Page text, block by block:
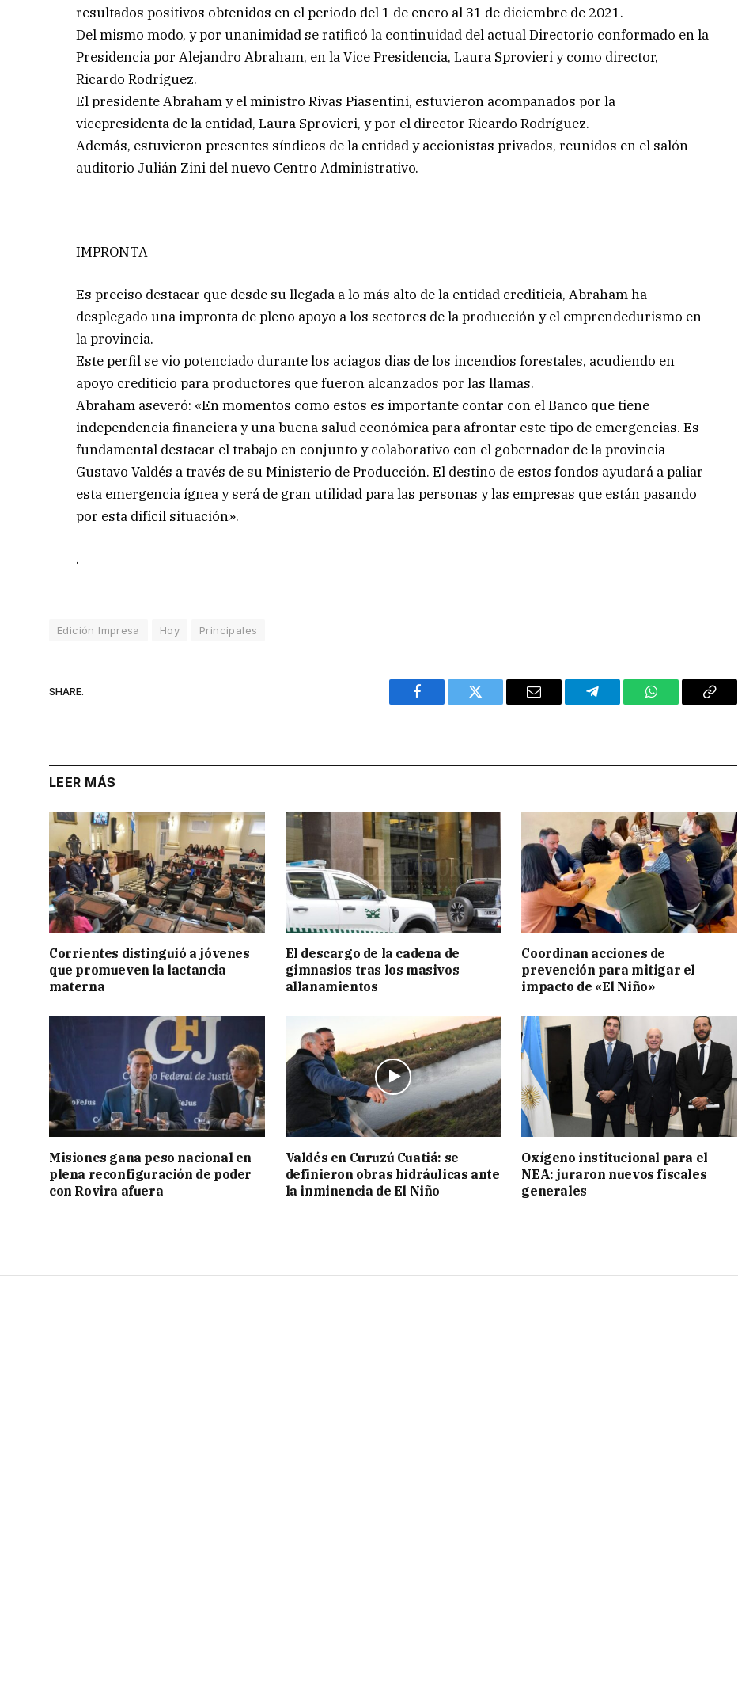
resultados positivos obtenidos en el periodo del 1 de enero al 31 de diciembre de 2021.
Del mismo modo, y por unanimidad se ratificó la continuidad del actual Directorio conformado en la
Presidencia por Alejandro Abraham, en la Vice Presidencia, Laura Sprovieri y como director,
Ricardo Rodríguez.
El presidente Abraham y el ministro Rivas Piasentini, estuvieron acompañados por la
vicepresidenta de la entidad, Laura Sprovieri, y por el director Ricardo Rodríguez.
Además, estuvieron presentes síndicos de la entidad y accionistas privados, reunidos en el salón
auditorio Julián Zini del nuevo Centro Administrativo.
IMPRONTA
Es preciso destacar que desde su llegada a lo más alto de la entidad crediticia, Abraham ha
desplegado una impronta de pleno apoyo a los sectores de la producción y el emprendedurismo en
la provincia.
Este perfil se vio potenciado durante los aciagos dias de los incendios forestales, acudiendo en
apoyo crediticio para productores que fueron alcanzados por las llamas.
Abraham aseveró: «En momentos como estos es importante contar con el Banco que tiene
independencia financiera y una buena salud económica para afrontar este tipo de emergencias. Es
fundamental destacar el trabajo en conjunto y colaborativo con el gobernador de la provincia
Gustavo Valdés a través de su Ministerio de Producción. El destino de estos fondos ayudará a paliar
esta emergencia ígnea y será de gran utilidad para las personas y las empresas que están pasando
por esta difícil situación».
.
Edición Impresa Hoy Principales
SHARE.
Facebook Twitter Email Telegram WhatsAppCopy
LEER MÁS
Corrientes distinguió a jóvenes
que promueven la lactancia
materna
El descargo de la cadena de
gimnasios tras los masivos
allanamientos
Coordinan acciones de
prevención para mitigar el
impacto de «El Niño»
Misiones gana peso nacional en
plena reconfiguración de poder
con Rovira afuera
Valdés en Curuzú Cuatiá: se
definieron obras hidráulicas ante
la inminencia de El Niño
Oxígeno institucional para el
NEA: juraron nuevos fiscales
generales